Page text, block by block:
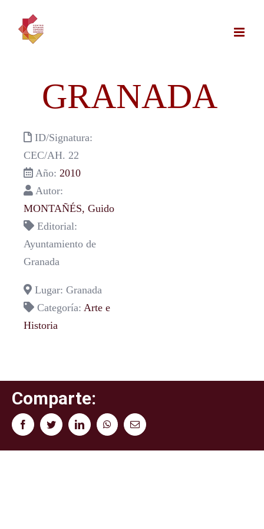
contenido
GRANADA
ID/Signatura:
CEC/AH. 22
Año: 2010
Autor:
MONTAÑÉS, Guido
Editorial:
Ayuntamiento de
Granada
Lugar: Granada
Categoría: Arte e
Historia
Comparte:
FacebookTwitterLinkedInWhatsAppCorreo
electrónico